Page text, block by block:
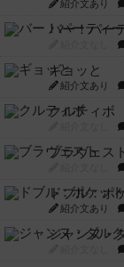
紹介文あり
バー！パー
ギョッと
紹介文あり
クルティボ
ブラヴェスト
ドブル：ポ
紹介文あり
ジャンヌ・